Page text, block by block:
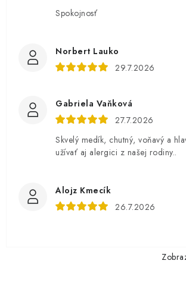
Spokojnosť
Norbert Lauko
29.7.2026
Gabriela Vaňková
27.7.2026
Skvelý medík, chutný, voňavý a
užívať aj alergici z našej rodiny..
Alojz Kmecík
26.7.2026